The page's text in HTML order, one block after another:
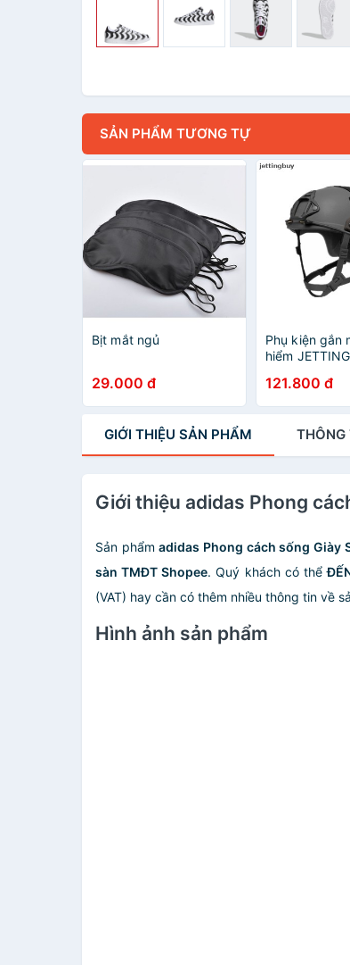
SẢN PHẨM TƯƠNG TỰ
Bịt mắt ngủ
29.000 đ
Phụ kiện gắn
hiểm
thuật thời trang
121.800 đ
GIỚI THIỆU SẢN PHẨM THÔNG
Giới thiệu adidas Phong
Sản phẩmadidas Phong cách sống Giày
sàn TMĐT Shopee. Quý khách có thể
(VAT) hay cần có thêm nhiều thông tin về
Hình ảnh sản phẩm